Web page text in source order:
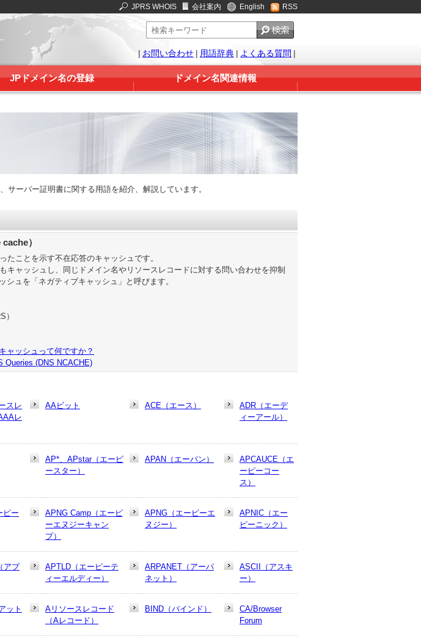
JPRS WHOIS 会社案内 English RSS
| お問い合わせ | 用語辞典 | よくある質問 |
JPドメイン名の登録 ドメイン名関連情報
サーバー証明書に関する用語を紹介、解説しています。
）
たことを示す不在応答のキャッシュです。
キャッシュし、同じドメイン名やリソースレコードに対する問い合わせを抑制
ュを「ネガティブキャッシュ」と呼びます。
）
ャッシュって何ですか？
Queries (DNS NCACHE)
スレ
レ
AAビット ACE（エース）
ADR（エーデ
ィーアール）
AP*、APstar（エーピ
ースター）
APAN（エーパン）
APCAUCE（エ
ーピーコー
ス）
ピー
APNG Camp（エーピ
ーエヌジーキャン
プ）
APNG（エーピーエ
ヌジー）
APNIC（エー
ピーニック）
アプ
APTLD（エーピーテ
ィーエルディー）
ARPANET（アーパ
ネット）
ASCII（アスキ
ー）
ット
Aリソースレコード
（Aレコード）
BIND（バインド）
CA/Browser
Forum